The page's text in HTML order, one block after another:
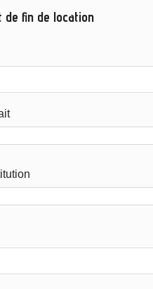
de fin de location